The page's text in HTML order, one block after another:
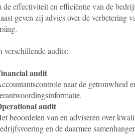
de effectiviteit en efficiëntie van de
geven zij advies over de verbetering
verschillende audits:
audit
naar de getrouwheid
audit
beoordelen van en adviseren over
en de daarmee